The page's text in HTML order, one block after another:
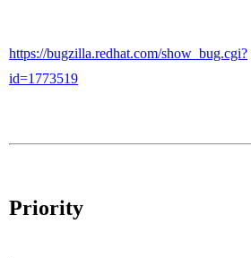
https://bugzilla.redhat.com/show_bug.cgi?
id=1773519
Priority